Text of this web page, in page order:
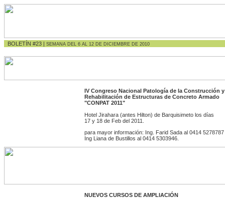
BOLETÍN #23 | SEMANA DEL 6 AL 12 DE DICIEMBRE DE 2010
IV Congreso Nacional Patología de la Construcción y
Rehabilitación de Estructuras de Concreto Armado
"CONPAT 2011"
Hotel Jirahara (antes Hilton) de Barquisimeto los días
17 y 18 de Feb del 2011.
para mayor información: Ing. Farid Sada al 0414 5278787
Ing Liana de Bustillos al 0414 5303946.
NUEVOS CURSOS DE AMPLIACIÓN